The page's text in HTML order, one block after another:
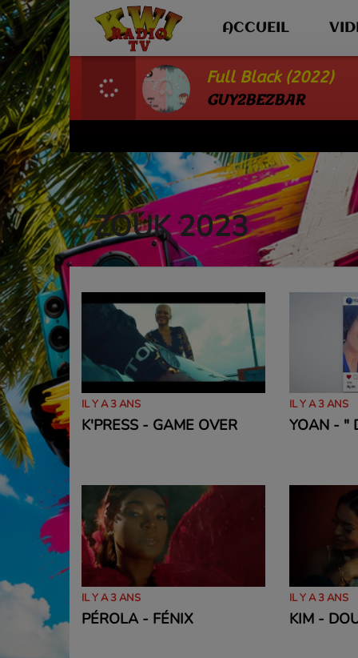
ACCUEIL
Full Black (2022)
GUY2BEZBAR
ZOUK 2023
IL Y A 3 ANS
K'PRESS - GAME OVER
IL Y A 3 ANS
YOAN - "
IL Y A 3 ANS
PÉROLA - FÉNIX
IL Y A 3 ANS
KIM -